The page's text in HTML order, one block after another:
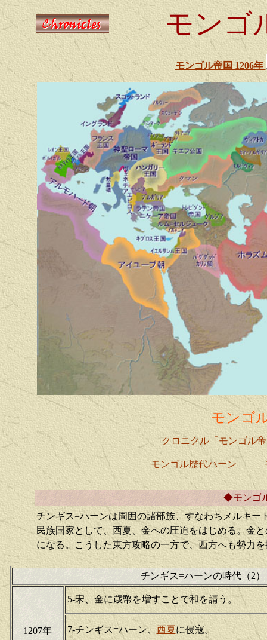
モンゴ
モンゴル帝国 1206年
モンゴ
クロニクル「モンゴル
モンゴル歴代ハーン
◆モンゴ
チンギス=ハーンは周囲の諸部族、すなわちメルキー
民族国家として、西夏、金への圧迫をはじめる。 金
になる。 こうした東方攻略の一方で、西方へも勢力
チンギス=ハーンの時代（2）
1207年
5-宋、金に歳幣を増すことで和を請う。
7-チンギス=ハーン、西夏に侵寇。